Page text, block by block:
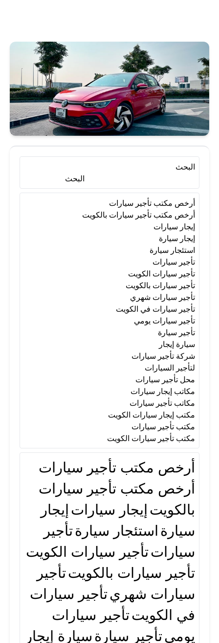
أرخص مكتب تأجير سيارات بالكويت
إيجار سيارات إيجار سيارة
استئجار سيارة تأجير سيارات
تأجير سيارات الكويت
تأجير سيارات شهري
تأجير سيارات في الكويت
تأجير سيارات يومي
سيارة إيجار شركة تأجير سيارات
لتأجير السيارات
مكاتب إيجار سيارات
مكتب إيجار سيارات الكويت
مكتب تأجير سيارات
مكتب تأجير سيارات الكويت
البحث
البحث
أرخص مكتب تأجير سيارات
أرخص مكتب تأجير سيارات بالكويت
إيجار سيارات
إيجار سيارة
استئجار سيارة
تأجير سيارات
تأجير سيارات الكويت
تأجير سيارات بالكويت
تأجير سيارات شهري
تأجير سيارات في الكويت
تأجير سيارات يومي
تأجير سيارة
سيارة إيجار
شركة تأجير سيارات
لتأجير السيارات
محل تأجير سيارات
مكاتب إيجار سيارات
مكاتب تأجير سيارات
مكتب إيجار سيارات الكويت
مكتب تأجير سيارات
مكتب تأجير سيارات الكويت
أرخص مكتب تأجير سيارات
أرخص مكتب تأجير سيارات
بالكويتإيجار سياراتإيجار
سيارة استئجار سيارةتأجير
سياراتتأجير سيارات الكويت
تأجير سيارات بالكويتتأجير
سيارات شهريتأجير سيارات
في الكويتتأجير سيارات
يوميتأجير سيارة سيارة إيجار